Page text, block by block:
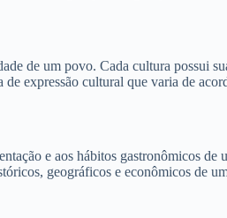
de um povo. Cada cultura possui
expressão cultural que varia de
e aos hábitos gastronômicos
geográficos e econômicos de